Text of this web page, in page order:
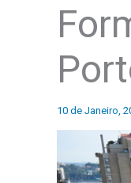
10 de Janeiro,